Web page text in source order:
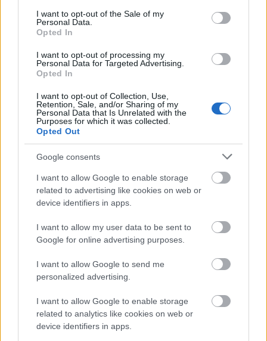
consent section.
I want to opt-out of the Sale of my
Personal Data.
Opted In
I want to opt-out of processing my
Personal Data for Targeted Advertising.
Opted In
I want to opt-out of Collection, Use,
Retention, Sale, and/or Sharing of my
Personal Data that Is Unrelated with the
Purposes for which it was collected.
Opted Out
Google consents
I want to allow Google to enable storage
related to advertising like cookies on web or
device identifiers in apps.
I want to allow my user data to be sent to
Google for online advertising purposes.
I want to allow Google to send me
personalized advertising.
I want to allow Google to enable storage
related to analytics like cookies on web or
device identifiers in apps.
A nők szerepe megkérdőjelezhetetlen egy
olyan társadalomban, amely alapértéknek
tekinti a másik tiszteletét, az egymás iránti
türelmet, a gyengék és rászorultak
egyenjogúságot.
Tudjuk, még sok tennivalónk van abban,
hogy a nők épp ugyanolyan elbánásban
részesüljenek, mint a férfiak, hogy a